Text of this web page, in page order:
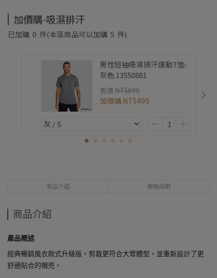
加價購-吸濕排汗
已加購 0 件(本區商品可以加購 5 件)
男性短袖吸濕排汗運動T恤-
灰色 13550881
售價 NT$699
加價購 NT$499
商品介紹 規格說明
商品介紹
產品概述
經典暢銷風衣款式升級版，剪裁更符合大眾體型，並重新設計了更
舒適貼合的帽兜。